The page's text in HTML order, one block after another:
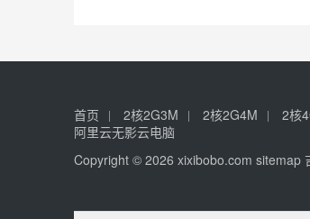
首页 2核2G3M 2核2G4M 2核
阿里云无影云电脑
Copyright © 2026 xixibobo.com sitemap